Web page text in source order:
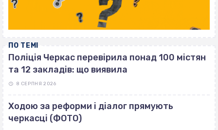
ПО ТЕМІ
Поліція Черкас перевірила понад 100 містян
та 12 закладів: що виявила
8 СЕРПНЯ 2026
Ходою за реформи і діалог прямують
черкасці (ФОТО)